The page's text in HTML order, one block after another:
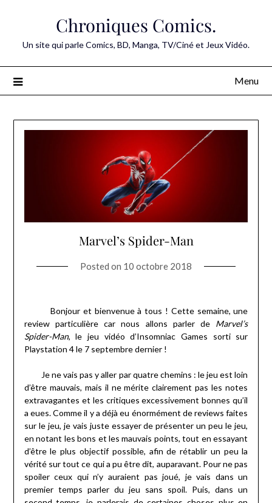
Chroniques Comics.
Un site qui parle Comics, BD, Manga, TV/Ciné et Jeux Vidéo.
Menu
Marvel’s Spider-Man
Posted on 10 octobre 2018
Bonjour et bienvenue à tous ! Cette semaine, une
review particulière car nous allons parler de Marvel’s
Spider-Man, le jeu vidéo d’Insomniac Games sorti sur
Playstation 4 le 7 septembre dernier !
Je ne vais pas y aller par quatre chemins : le jeu est loin
d’être mauvais, mais il ne mérite clairement pas les notes
extravagantes et les critiques excessivement bonnes qu’il
a eues. Comme il y a déjà eu énormément de reviews faites
sur le jeu, je vais juste essayer de présenter un peu le jeu,
en notant les bons et les mauvais points, tout en essayant
d’être le plus objectif possible, afin de rétablir un peu la
vérité sur tout ce qui a pu être dit, auparavant. Pour ne pas
spoiler ceux qui n’y auraient pas joué, je vais dans un
premier temps parler du jeu sans spoil. Puis, dans un